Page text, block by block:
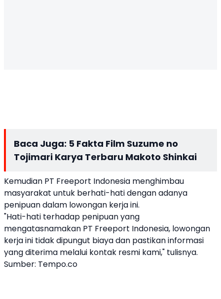
Baca Juga: 5 Fakta Film Suzume no
Tojimari Karya Terbaru Makoto Shinkai
Kemudian PT Freeport Indonesia menghimbau
masyarakat untuk berhati-hati dengan adanya
penipuan dalam lowongan kerja ini.
"Hati-hati terhadap penipuan yang
mengatasnamakan PT Freeport Indonesia, lowongan
kerja ini tidak dipungut biaya dan pastikan informasi
yang diterima melalui kontak resmi kami," tulisnya.
Sumber: Tempo.co